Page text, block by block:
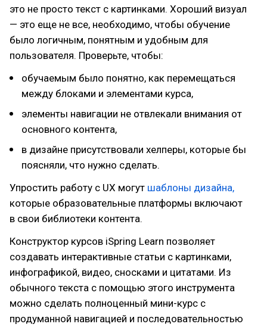
это не просто текст с картинками. Хороший визуал
— это еще не все, необходимо, чтобы обучение
было логичным, понятным и удобным для
пользователя. Проверьте, чтобы:
обучаемым было понятно, как перемещаться
между блоками и элементами курса,
элементы навигации не отвлекали внимания от
основного контента,
в дизайне присутствовали хелперы, которые бы
поясняли, что нужно сделать.
Упростить работу с UX могут шаблоны дизайна,
которые образовательные платформы включают
в свои библиотеки контента.
Конструктор курсов iSpring Learn позволяет
создавать интерактивные статьи с картинками,
инфографикой, видео, сносками и цитатами. Из
обычного текста с помощью этого инструмента
можно сделать полноценный мини-курс с
продуманной навигацией и последовательностью